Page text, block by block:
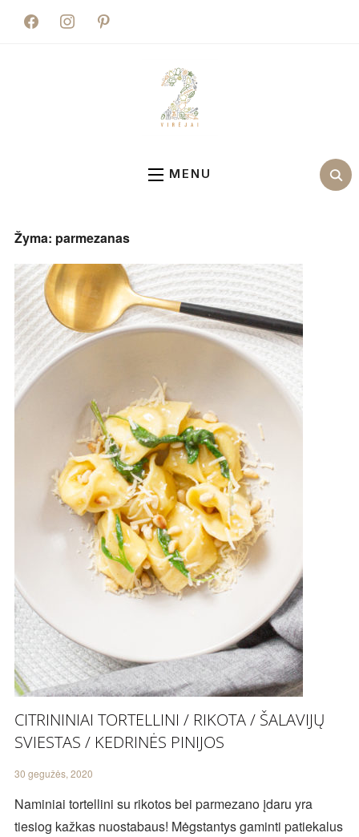
facebookinstagrampinterest
MENU
Žyma: parmezanas
CITRININIAI TORTELLINI / RIKOTA / ŠALAVIJŲ
SVIESTAS / KEDRINĖS PINIJOS
30 gegužės, 2020
Naminiai tortellini su rikotos bei parmezano įdaru yra
tiesiog kažkas nuostabaus! Mėgstantys gaminti patiekalus